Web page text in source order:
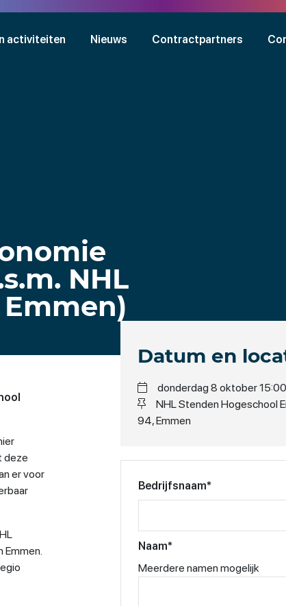
activiteiten Nieuws Contractpartners
NHL
deze
er voor
Emmen.
Datum en
donderdag 8 oktober
NHL Stenden Hogeschool
94, Emmen
Bedrijfsnaam*
Naam*
Meerdere namen mogelijk